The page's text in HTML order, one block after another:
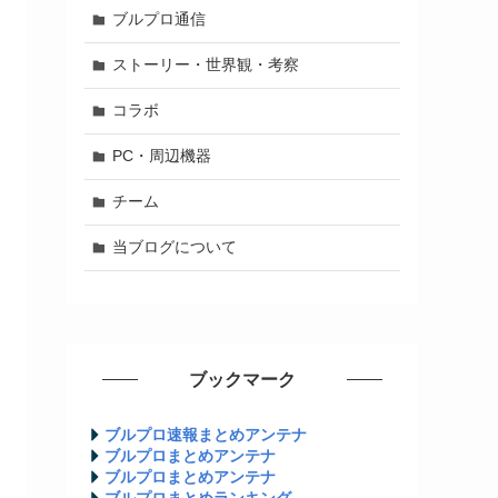
ブルプロ通信
ストーリー・世界観・考察
コラボ
PC・周辺機器
チーム
当ブログについて
ブックマーク
ブルプロ速報まとめアンテナ
ブルプロまとめアンテナ
ブルプロまとめアンテナ